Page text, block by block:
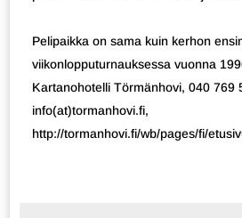
Pelipaikka on sama kuin kerhon
viikonlopputurnauksessa vuonna
Kartanohotelli Törmänhovi, 040 769
info(at)tormanhovi.fi,
http://tormanhovi.fi/wb/pages/fi/